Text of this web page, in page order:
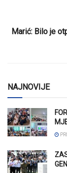
Marić: Bilo je
NAJNOVIJE